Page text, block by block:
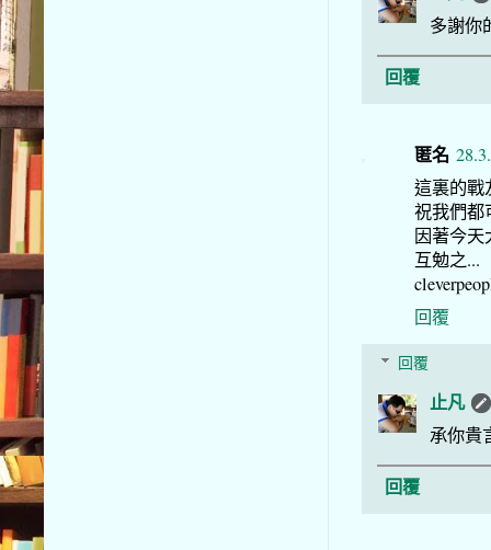
多謝你
回覆
匿名
這裏的戰
祝我們都
因著今天
互勉之...
回覆
回覆
止凡
承你貴
回覆